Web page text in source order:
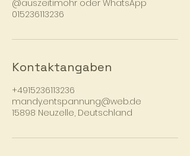
@auszeitimohr oder WhatsApp
015236113236
Kontaktangaben
+4915236113236
mandy.entspannung@web.de
15898 Neuzelle, Deutschland